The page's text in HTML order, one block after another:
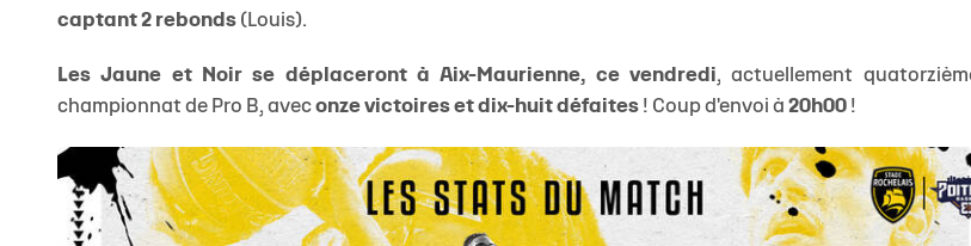
captant 2 rebonds (Louis).
Les Jaune et Noir se déplaceront à Aix-Maurienne, ce vendredi, actuellement
championnat de Pro B, avec onze victoires et dix-huit défaites ! Coup d'envoi à 20h00 !